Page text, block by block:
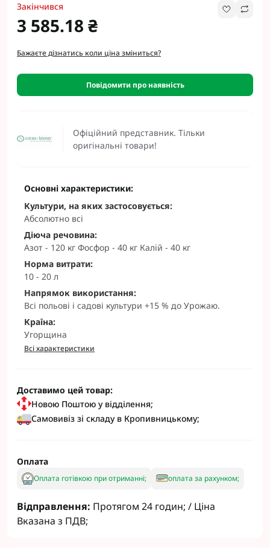
Офіційний представник. Тільки
оригінальні товари!
Закінчився
3 585.18 ₴
Бажаєте дізнатись коли ціна зміниться?
Повідомити про наявність
Основні характеристики:
Культури, на яких застосовується:
Абсолютно всі
Діюча речовина:
Азот - 120 кг Фосфор - 40 кг Калій - 40 кг
Норма витрати:
10 - 20 л
Напрямок використання:
Всі польові і садові культури +15 % до Урожаю.
Країна:
Угорщина
Всі характеристики
Доставимо цей товар:
Новою Поштою у відділення;
Самовивіз зі складу в Кропивницькому;
Оплата
Оплата готівкою при отриманні; оплата за рахунком;
Відправлення: Протягом 24 годин; / Ціна
Вказана з ПДВ;